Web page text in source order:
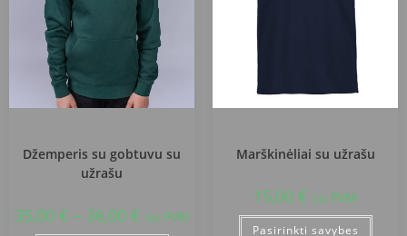
Džemperis su gobtuvu su
užrašu
35,00 € – 36,00 € su PVM
Marškinėliai su užrašu
15,00 € su PVM
Pasirinkti savybes